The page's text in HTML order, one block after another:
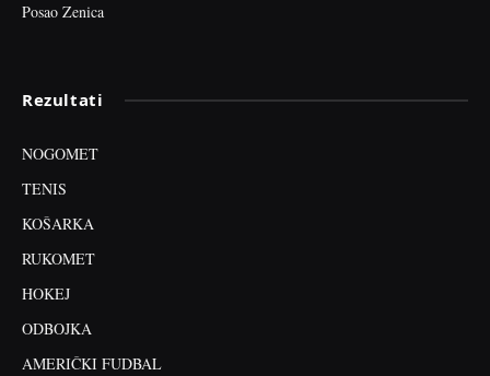
Posao Zenica
Rezultati
NOGOMET
TENIS
KOŠARKA
RUKOMET
HOKEJ
ODBOJKA
AMERIČKI FUDBAL